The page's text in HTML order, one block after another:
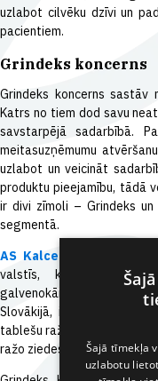
uzlabot cilvēku dzīvi un
pacientiem.
Grindeks koncerns
Grindeks koncerns sastāv
Katrs no tiem dod savu
savstarpējā sadarbībā.
meitasuzņēmumu
uzlabot un veicināt
produktu pieejamību, tādā
ir divi zīmoli – Grindeks
segmentā.
AS Kalceks
ir viens no
valstīs, kas
galvenokārt slimnīcu
Slovākijā, ir farmaceitisko
tablešu ražošanas jomā.
ražo ziedes.
Šajā tīmekļa
uzlabotu